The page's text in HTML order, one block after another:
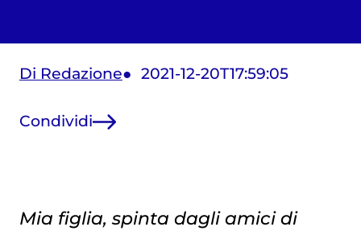
Di Redazione 2021-12-20T17:59:05
Condividi
Mia figlia, spinta dagli amici di